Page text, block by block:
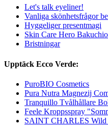
Let's talk eyeliner!
Vanliga skönhetsfrågor
Hyggeliger presentmagi
Skin Care Hero
Bristningar
Upptäck Ecco Verde:
PuroBIO Cosmetics
Pura Nutra Magnezij
Tranquillo Tvålhållare
Feele Kroppsspray
SAINT CHARLES Wild